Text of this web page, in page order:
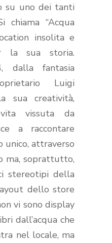
su uno dei tanti
chiama “Acqua
insolita e
la sua storia.
dalla fantasia
Luigi
sua creatività,
vissuta da
a raccontare
unico, attraverso
ma, soprattutto,
stereotipi della
dello store
vi sono display
dall’acqua che
nel locale, ma